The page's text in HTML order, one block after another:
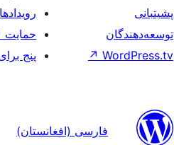
پشیتبانی
توسعه‌دهندگان
WordPress.tv
↗
رویدادها
حمایت
پنج
فارسی (افغانستان)